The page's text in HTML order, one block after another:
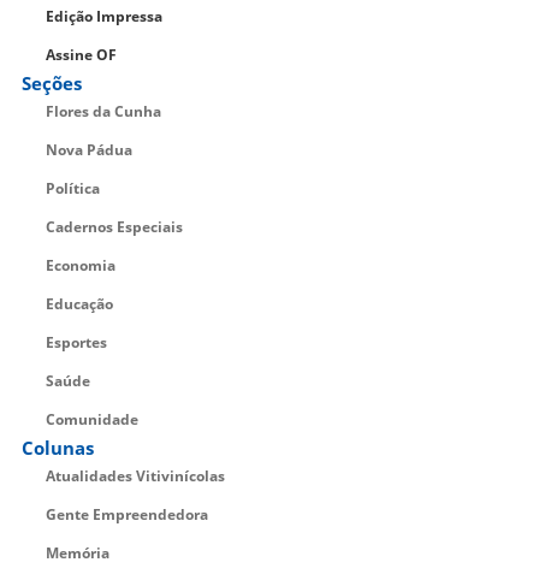
Edição Impressa
Assine OF
Seções
Flores da Cunha
Nova Pádua
Política
Cadernos Especiais
Economia
Educação
Esportes
Saúde
Comunidade
Colunas
Atualidades Vitivinícolas
Gente Empreendedora
Memória